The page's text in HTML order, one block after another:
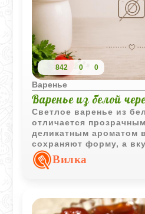
842 0 0
Варенье
Варенье из белой
Светлое варенье из
отличается
деликатным ароматом
сохраняют форму, а
насыщенным и
Вилка